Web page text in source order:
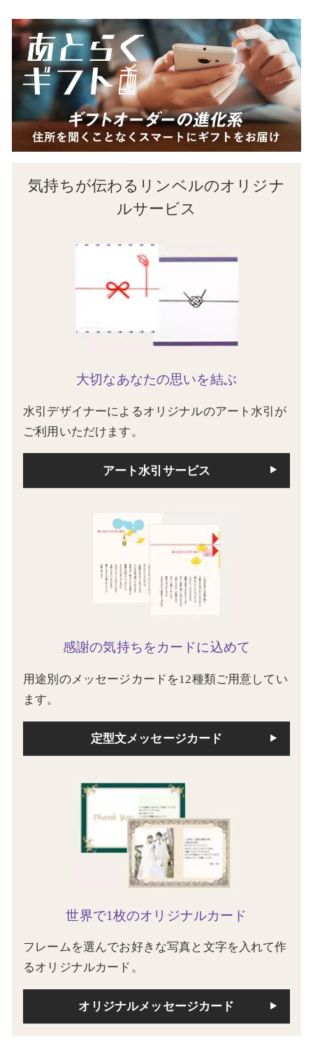
気持ちが伝わるリンベルのオリジナ
ルサービス
大切なあなたの思いを結ぶ
水引デザイナーによるオリジナルのアート水引が
ご利用いただけます。
アート水引サービス
感謝の気持ちをカードに込めて
用途別のメッセージカードを12種類ご用意してい
ます。
定型文メッセージカード
世界で1枚のオリジナルカード
フレームを選んでお好きな写真と文字を入れて作
るオリジナルカード。
オリジナルメッセージカード